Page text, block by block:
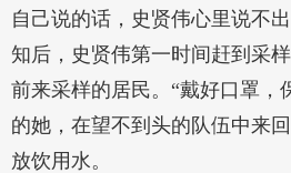
自己说的话，史贤伟心里说不
知后，史贤伟第一时间赶到采
前来采样的居民。“戴好口罩，
的她，在望不到头的队伍中来
放饮用水。